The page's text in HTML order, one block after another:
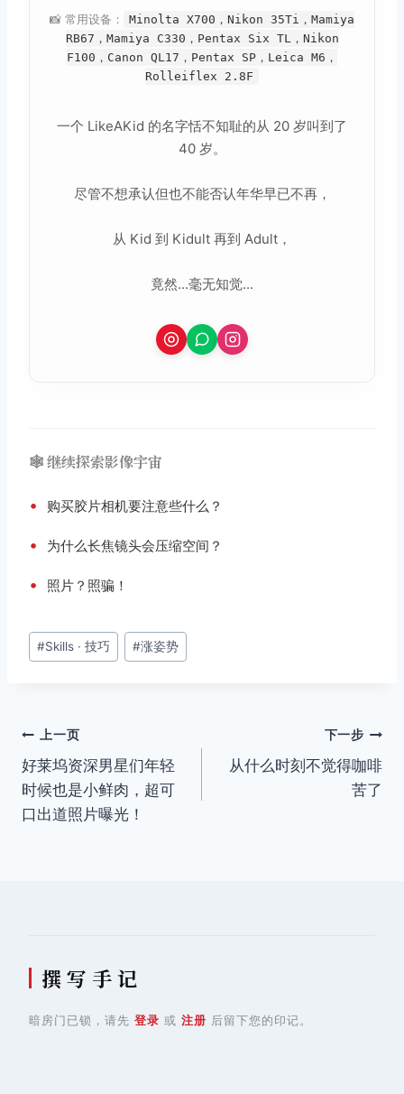
📸 常用设备：
Minolta X700，Nikon 35Ti，Mamiya
RB67，Mamiya C330，Pentax Six TL，Nikon
F100，Canon QL17，Pentax SP，Leica M6，
Rolleiflex 2.8F
一个 LikeAKid 的名字恬不知耻的从 20 岁叫到了
40 岁。
尽管不想承认但也不能否认年华早已不再，
从 Kid 到 Kidult 再到 Adult，
竟然...毫无知觉...
🕸️ 继续探索影像宇宙
• 购买胶片相机要注意些什么？
• 为什么长焦镜头会压缩空间？
• 照片？照骗！
文
章
#Skills · 技巧 #涨姿势
文
章
导
上一页
好莱坞资深男星们年轻
时候也是小鲜肉，超可
口出道照片曝光！
下一步
从什么时刻不觉得咖啡
苦了
撰 写 手 记
暗房门已锁，请先 登录 或 注册 后留下您的印记。